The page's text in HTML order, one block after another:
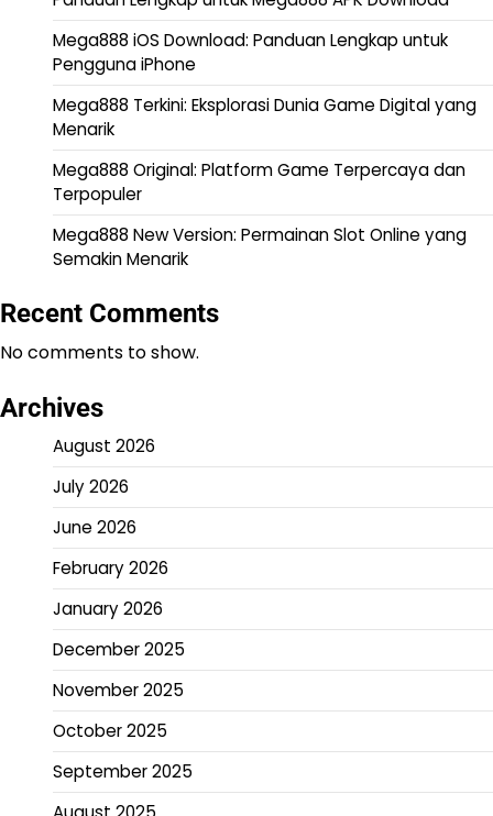
Mega888 iOS Download: Panduan Lengkap untuk
Pengguna iPhone
Mega888 Terkini: Eksplorasi Dunia Game Digital yang
Menarik
Mega888 Original: Platform Game Terpercaya dan
Terpopuler
Mega888 New Version: Permainan Slot Online yang
Semakin Menarik
Recent Comments
No comments to show.
Archives
August 2026
July 2026
June 2026
February 2026
January 2026
December 2025
November 2025
October 2025
September 2025